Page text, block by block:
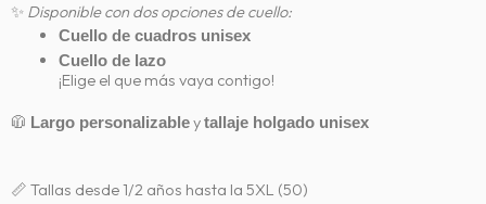
✨ Disponible con dos opciones de cuello:
Cuello de cuadros unisex
Cuello de lazo
¡Elige el que más vaya contigo!
🧥 Largo personalizableytallaje holgado unisex
📏 Tallas desde 1/2 años hasta la 5XL (50)